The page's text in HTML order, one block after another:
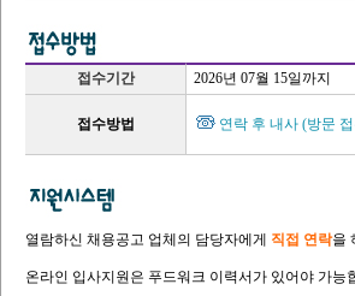
접수기간 2026년 07월 15일까지
접수방법 연락 후 내사 (방문
열람하신 채용공고 업체의 담당자에게 직접 연락을
온라인 입사지원은 푸드워크 이력서가 있어야 가